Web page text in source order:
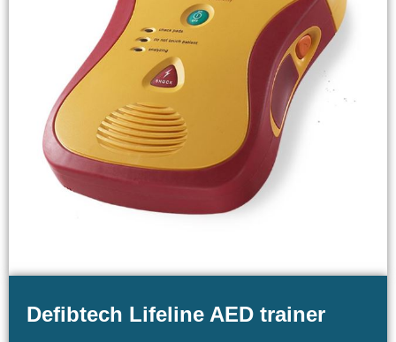
Defibtech Lifeline AED trainer